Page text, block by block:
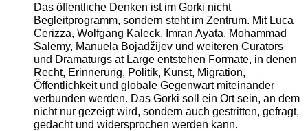
Das öffentliche Denken ist im Gorki nicht
Begleitprogramm, sondern steht im Zentrum. Mit Luca
Cerizza, Wolfgang Kaleck, Imran Ayata, Mohammad
Salemy, Manuela Bojadžijevund weiteren Curators
und Dramaturgs at Large entstehen Formate, in denen
Recht, Erinnerung, Politik, Kunst, Migration,
Öffentlichkeit und globale Gegenwart miteinander
verbunden werden. Das Gorki soll ein Ort sein, an dem
nicht nur gezeigt wird, sondern auch gestritten, gefragt,
gedacht und widersprochen werden kann.